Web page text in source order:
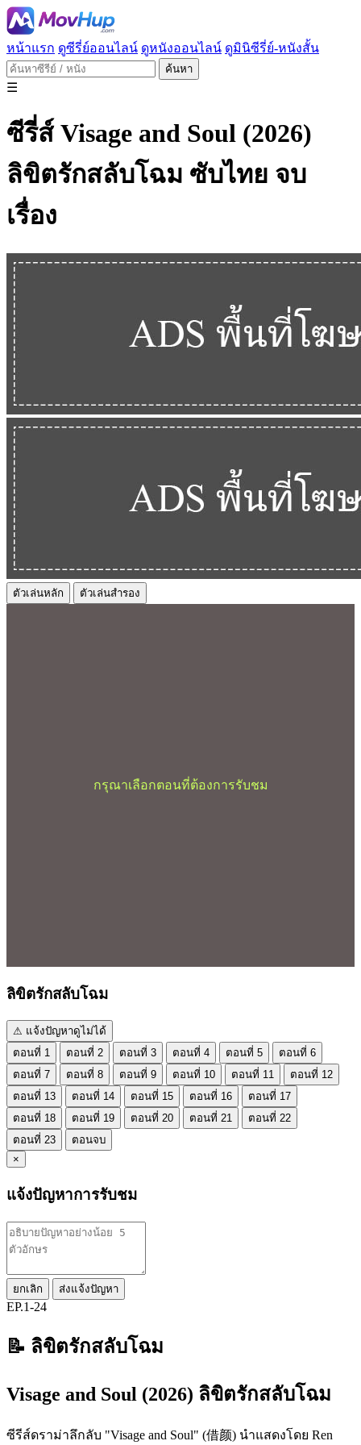
หน้าแรก ดูซีรี่ย์ออนไลน์ ดูหนังออนไลน์ ดูมินิซีรี่ย์-หนังสั้น
ค้นหา
☰
ซีรี่ส์ Visage and Soul (2026)
ลิขิตรักสลับโฉม ซับไทย จบ
เรื่อง
ตัวเล่นหลัก ตัวเล่นสำรอง
กรุณาเลือกตอนที่ต้องการรับชม
ลิขิตรักสลับโฉม
⚠ แจ้งปัญหาดูไม่ได้
ตอนที่ 1
ตอนที่ 2 ตอนที่ 3 ตอนที่ 4 ตอนที่ 5
ตอนที่ 6
ตอนที่ 7
ตอนที่ 8 ตอนที่ 9 ตอนที่ 10 ตอนที่ 11
ตอนที่ 12
ตอนที่ 13
ตอนที่ 14 ตอนที่ 15 ตอนที่ 16
ตอนที่ 17
ตอนที่ 18
ตอนที่ 19 ตอนที่ 20 ตอนที่ 21
ตอนที่ 22
ตอนที่ 23
ตอนจบ
×
แจ้งปัญหาการรับชม
ยกเลิก ส่งแจ้งปัญหา
EP.1-24
📝 ลิขิตรักสลับโฉม
Visage and Soul (2026) ลิขิตรักสลับโฉม
ซีรีส์ดราม่าลึกลับ "Visage and Soul" (借颜) นำแสดงโดย Ren